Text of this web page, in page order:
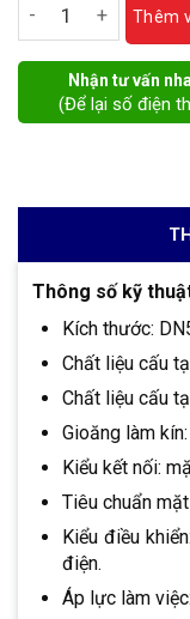
Thêm
Nhận tư vấn
(Để lại số điện
Thông số kỹ
Kích thước:
Chất liệu cấu
Chất liệu cấu
Gioăng làm kín:
Kiểu kết nối:
Tiêu chuẩn
Kiểu điều
điện.
Áp lực làm